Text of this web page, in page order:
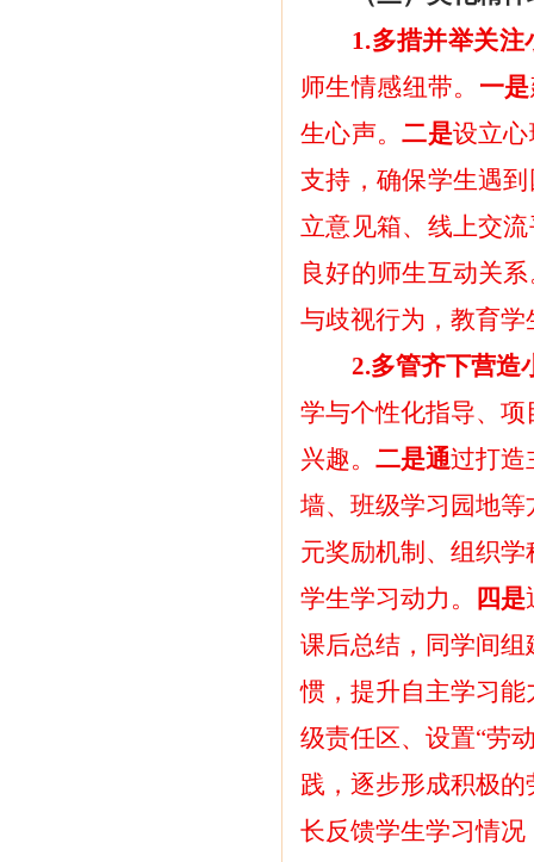
1.多措并举关
师生情感纽带。 一是
生心声。二是设立
支持，确保学生遇
立意见箱、线上交
良好的师生互动关
与歧视行为，教育
2.多管齐下营造
学与个性化指导、
兴趣。二是通过打造
墙、班级学习园地
元奖励机制、组织
学生学习动力。
四是
课后总结，同学间
惯，提升自主学习能
级责任区、设置“劳
践，逐步形成积极
长反馈学生学习情